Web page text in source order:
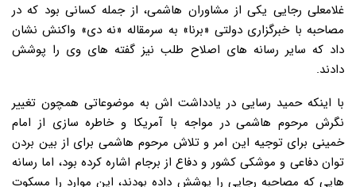
غلامعلی رجایی یکی از مشاوران هاشمی، از جمله کسانی بود که در
مصاحبه با خبرگزاری دولتی «برنا» به سرمقاله «نه دی» واکنش نشان
داد که سایر رسانه های اصلاح طلب نیز گفته های وی را پوشش
دادند.
با اینکه حمید رسایی در یادداشت اش به موضوعاتی همچون تغییر
نگرش مرحوم هاشمی در مواجه با آمریکا و خاطره سازی از امام
خمینی برای توجیه این امر و تلاش مرحوم هاشمی برای از بین بردن
توان دفاعی و موشکی کشور و دفاع از برجام اشاره کرده بود، اما رسانه
هایی که مصاحبه رجایی را پوشش داده بودند، این موارد را مسکوت